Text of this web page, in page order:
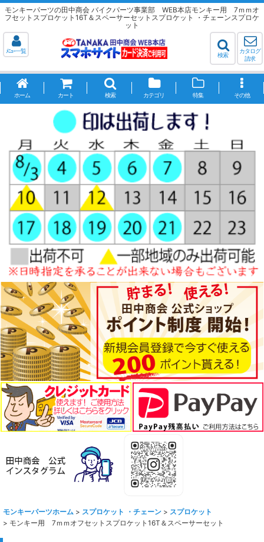
モンキーパーツの田中商会 バイクパーツ事業部 WEB本店モンキー用 7ｍｍオ
フセットスプロケット16T＆スペーサーセットスプロケット ・チェーンスプロケ
ット
ﾒﾆｭｰ一覧
検索
カタログ
請求
ホーム カート 検索 カテゴリ 特集 その他
モンキーパーツホーム > スプロケット ・チェーン > スプロケット
> モンキー用 7ｍｍオフセットスプロケット16T＆スペーサーセット